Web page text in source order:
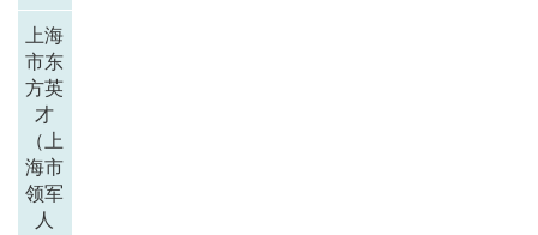
上海
市东
方英
才
（上
海市
领军
人